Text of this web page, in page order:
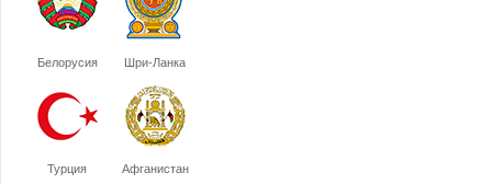
Белорусия Шри-Ланка
Турция Афганистан